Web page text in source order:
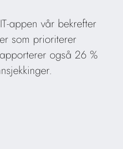
appen vår bekrefter
som prioriterer
også 26 %